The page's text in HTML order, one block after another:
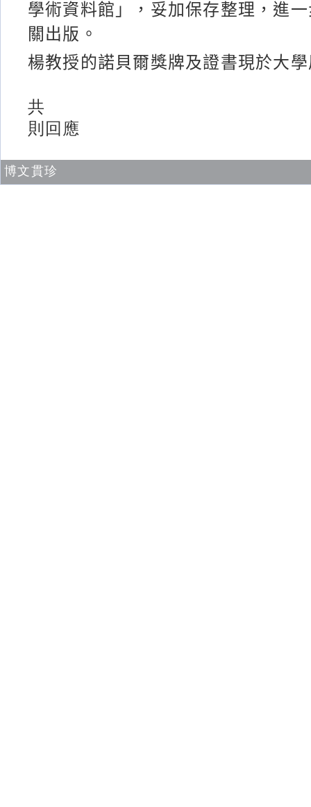
學術資料館」，妥加保存整理，進
關出版。
楊教授的諾貝爾獎牌及證書現於大
共
則回應
博文貫珍